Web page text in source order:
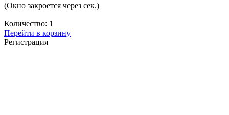
(Окно закроется через сек.)
Количество: 1
Перейти в корзину
Регистрация